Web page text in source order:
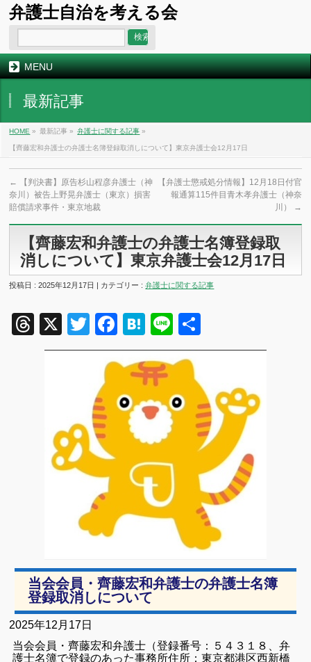
弁護士自治を考える会
MENU
最新記事
HOME » 最新記事 » 弁護士に関する記事 »
【齊藤宏和弁護士の弁護士名簿登録取消しについて】東京弁護士会12月17日
←
【判決書】原告杉山程彦弁護士（神
奈川）被告上野晃弁護士（東京）損害
賠償請求事件・東京地裁
【弁護士懲戒処分情報】12月18日付官
報通算115件目青木孝弁護士（神奈
川）
→
【齊藤宏和弁護士の弁護士名簿登録取
消しについて】東京弁護士会12月17日
投稿日 : 2025年12月17日 | カテゴリー :弁護士に関する記事
Threads
X TwitterFacebook
Hatena
Line
有
当会会員・齊藤宏和弁護士の弁護士名簿
登録取消しについて
2025年12月17日
当会会員・齊藤宏和弁護士（登録番号：５４３１８、弁
護士名簿で登録のあった事務所住所：東京都港区西新橋